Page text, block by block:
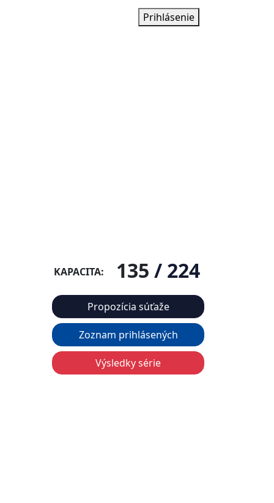
Prihlásenie
KAPACITA: 135 / 224
Propozícia súťaže
Zoznam prihlásených
Výsledky série